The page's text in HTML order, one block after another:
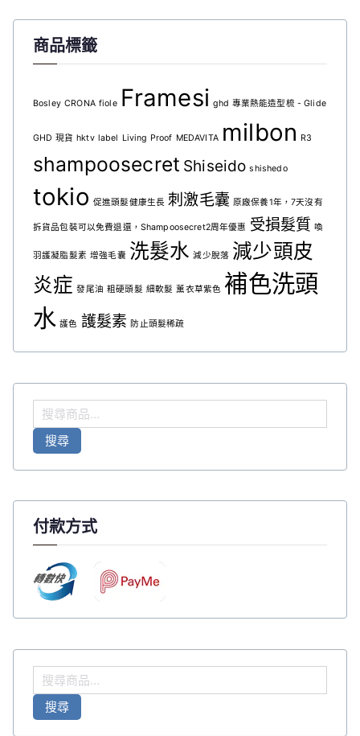
商品標籤
Bosley CRONA fiole Framesi ghd 專業熱能造型梳 - Glide
GHD 現貨 hktv label Living Proof MEDAVITA milbon R3
shampoosecret Shiseido shishedo
tokio 促進頭髮健康生長 刺激毛囊 原廠保養1年，7天沒有
拆貨品包裝可以免費退還，Shampoosecret2周年優惠 受損髮質 喚
羽護凝脂髮素 增強毛囊 洗髮水 減少脫落 減少頭皮
炎症 發尾油 粗硬頭髮 細軟髮 薰衣草紫色 補色洗頭
水 護色 護髮素 防止頭髮稀疏
搜
尋
搜尋
付款方式
搜
尋
搜尋